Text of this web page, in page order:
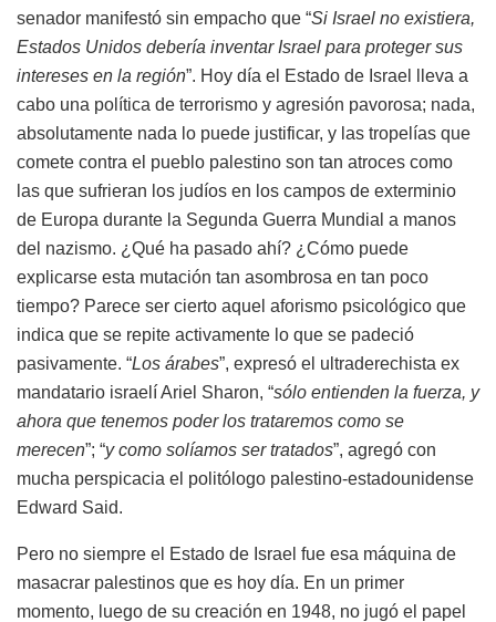
senador manifestó sin empacho que “Si Israel no existiera,
Estados Unidos debería inventar Israel para proteger sus
intereses en la región”. Hoy día el Estado de Israel lleva a
cabo una política de terrorismo y agresión pavorosa; nada,
absolutamente nada lo puede justificar, y las tropelías que
comete contra el pueblo palestino son tan atroces como
las que sufrieran los judíos en los campos de exterminio
de Europa durante la Segunda Guerra Mundial a manos
del nazismo. ¿Qué ha pasado ahí? ¿Cómo puede
explicarse esta mutación tan asombrosa en tan poco
tiempo? Parece ser cierto aquel aforismo psicológico que
indica que se repite activamente lo que se padeció
pasivamente. “Los árabes”, expresó el ultraderechista ex
mandatario israelí Ariel Sharon, “sólo entienden la fuerza, y
ahora que tenemos poder los trataremos como se
merecen”; “y como solíamos ser tratados”, agregó con
mucha perspicacia el politólogo palestino-estadounidense
Edward Said.
Pero no siempre el Estado de Israel fue esa máquina de
masacrar palestinos que es hoy día. En un primer
momento, luego de su creación en 1948, no jugó el papel